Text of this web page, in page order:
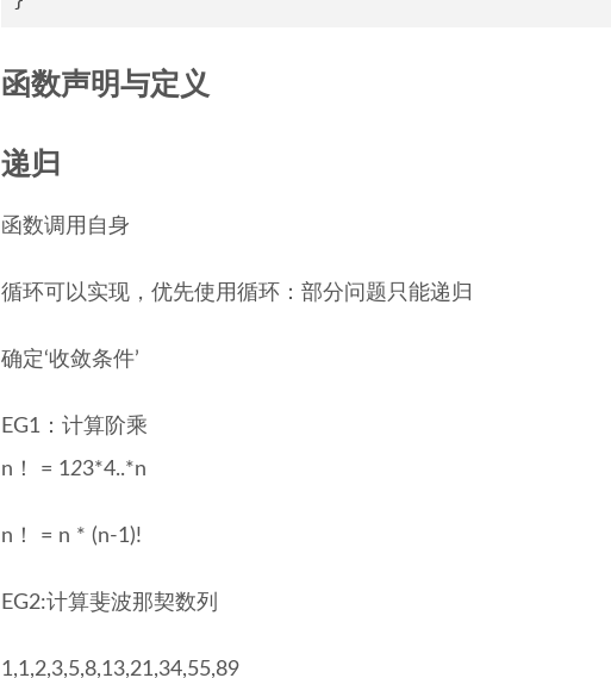
函数声明与定义
递归
函数调用自身
循环可以实现，优先使用循环：部分问题只能递归
确定‘收敛条件’
EG1：计算阶乘
n！ = 123*4..*n
n！ = n * (n-1)!
EG2:计算斐波那契数列
1,1,2,3,5,8,13,21,34,55,89